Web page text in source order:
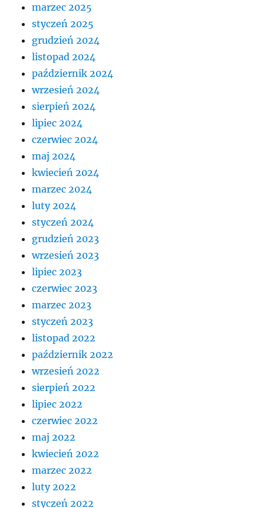
marzec 2025
styczeń 2025
grudzień 2024
listopad 2024
październik 2024
wrzesień 2024
sierpień 2024
lipiec 2024
czerwiec 2024
maj 2024
kwiecień 2024
marzec 2024
luty 2024
styczeń 2024
grudzień 2023
wrzesień 2023
lipiec 2023
czerwiec 2023
marzec 2023
styczeń 2023
listopad 2022
październik 2022
wrzesień 2022
sierpień 2022
lipiec 2022
czerwiec 2022
maj 2022
kwiecień 2022
marzec 2022
luty 2022
styczeń 2022